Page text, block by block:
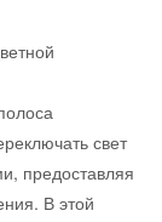
свет
предоставляя
В этой